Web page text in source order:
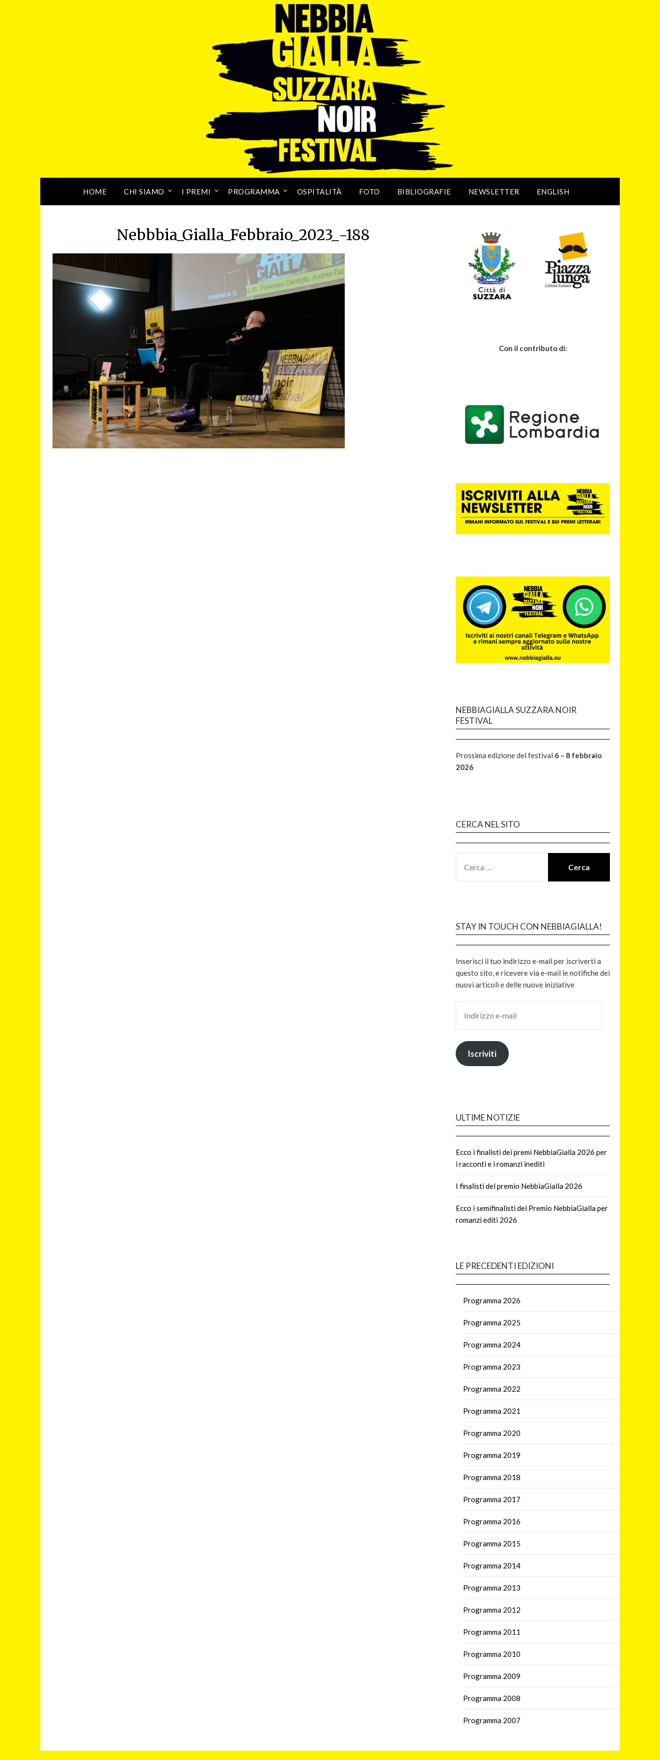
HOME CHI SIAMO I PREMI PROGRAMMA OSPITALITÀ FOTO BIBLIOGRAFIE NEWSLETTER ENGLISH
Nebbbia_Gialla_Febbraio_2023_-188
Con il contributo di:
NEBBIAGIALLA SUZZARA NOIR
FESTIVAL
Prossima edizione del festival 6 – 8 febbraio
2026
CERCA NEL SITO
STAY IN TOUCH CON NEBBIAGIALLA!
Inserisci il tuo indirizzo e-mail per iscriverti a
questo sito, e ricevere via e-mail le notifiche dei
nuovi articoli e delle nuove iniziative
Iscriviti
ULTIME NOTIZIE
Ecco i finalisti dei premi NebbiaGialla 2026 per
i racconti e i romanzi inediti
I finalisti del premio NebbiaGialla 2026
Ecco i semifinalisti del Premio NebbiaGialla per
romanzi editi 2026
LE PRECEDENTI EDIZIONI
Programma 2026
Programma 2025
Programma 2024
Programma 2023
Programma 2022
Programma 2021
Programma 2020
Programma 2019
Programma 2018
Programma 2017
Programma 2016
Programma 2015
Programma 2014
Programma 2013
Programma 2012
Programma 2011
Programma 2010
Programma 2009
Programma 2008
Programma 2007